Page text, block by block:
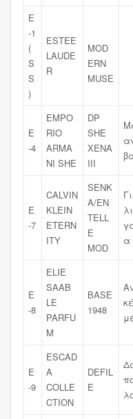
E
-1
(
S
S
)
ESTEE
LAUDE
R
MOD
ERN
MUSE
E
-4
EMPO
RIO
ARMA
NI SHE
DP
SHE
XENA
III
E
-7
CALVIN
KLEIN
ETERN
ITY
SENK
A/EN
TELL
E
MOD
α
E
-8
ELIE
SAAB
LE
PARFU
M
BASE
1948
E
-9
ESCAD
A
COLLE
CTION
DEFIL
E